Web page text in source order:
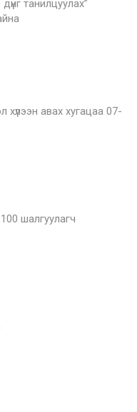
дүнг танилцуулах”
авах хугацаа 07-
шалгуулагч